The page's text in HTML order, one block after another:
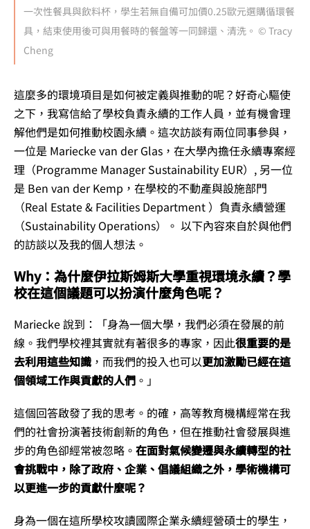
一次性餐具與飲料杯，學生若無自備可加價0.25歐元選購循環餐
具，結束使用後可與用餐時的餐盤等一同歸還、清洗。 © Tracy
Cheng
這麼多的環境項目是如何被定義與推動的呢？好奇心驅使
之下，我寫信給了學校負責永續的工作人員，並有機會理
解他們是如何推動校園永續。這次訪談有兩位同事參與，
一位是 Mariecke van der Glas，在大學內擔任永續專案經
理（Programme Manager Sustainability EUR）, 另一位
是 Ben van der Kemp，在學校的不動產與設施部門
（Real Estate & Facilities Department ）負責永續營運
（Sustainability Operations）。 以下內容來自於與他們
的訪談以及我的個人想法。
Why：為什麼伊拉斯姆斯大學重視環境永續？學
校在這個議題可以扮演什麼角色呢？
Mariecke 說到：「身為一個大學，我們必須在發展的前
線。我們學校裡其實就有著很多的專家，因此很重要的是
去利用這些知識 ，而我們的投入也可以更加激勵已經在這
個領域工作與貢獻的人們 。」
這個回答啟發了我的思考。的確，高等教育機構經常在我
們的社會扮演著技術創新的角色，但在推動社會發展與進
步的角色卻經常被忽略。 在面對氣候變遷與永續轉型的社
會挑戰中，除了政府、企業、倡議組織之外，學術機構可
以更進一步的貢獻什麼呢？
身為一個在這所學校攻讀國際企業永續經營碩士的學生，